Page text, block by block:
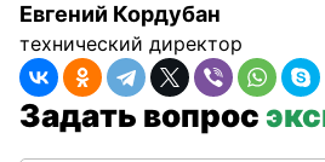
Евгений Кордубан
технический директор
Задать вопрос